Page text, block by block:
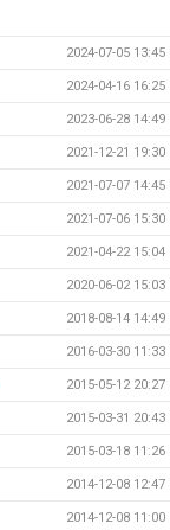
2024-07-05 13:45
2024-04-16 16:25
2023-06-28 14:49
2021-12-21 19:30
2021-07-07 14:45
2021-07-06 15:30
2021-04-22 15:04
2020-06-02 15:03
2018-08-14 14:49
2016-03-30 11:33
2015-05-12 20:27
2015-03-31 20:43
2015-03-18 11:26
2014-12-08 12:47
2014-12-08 11:00